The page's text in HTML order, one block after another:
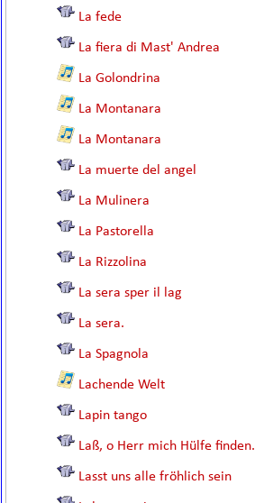
La fede
La fiera di Mast' Andrea
La Golondrina
La Montanara
La Montanara
La muerte del angel
La Mulinera
La Pastorella
La Rizzolina
La sera sper il lag
La sera.
La Spagnola
Lachende Welt
Lapin tango
Laß, o Herr mich Hülfe finden.
Lasst uns alle fröhlich sein